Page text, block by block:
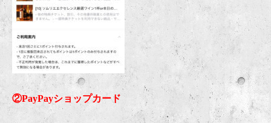
②PayPayショップカード